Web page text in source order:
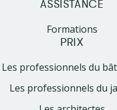
ASSISTANCE
Formations
PRIX
Les professionnels du
Les professionnels du